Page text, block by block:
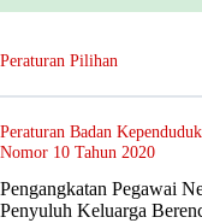
Peraturan Pilihan
Peraturan Badan
Nomor 10 Tahun 2020
Pengangkatan Pegawai
Penyuluh Keluarga